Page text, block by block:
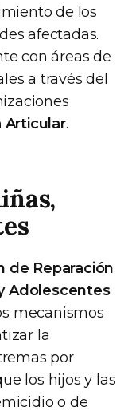
de los
afectadas.
con áreas de
a través del
Articular.
de Reparación
Adolescentes
mecanismos
la
por
los hijos y las
o de